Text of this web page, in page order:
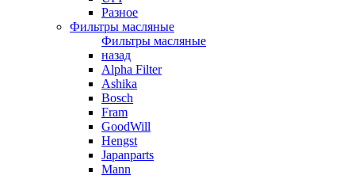
Разное
Фильтры масляные
Фильтры масляные
назад
Alpha Filter
Ashika
Bosch
Fram
GoodWill
Hengst
Japanparts
Mann